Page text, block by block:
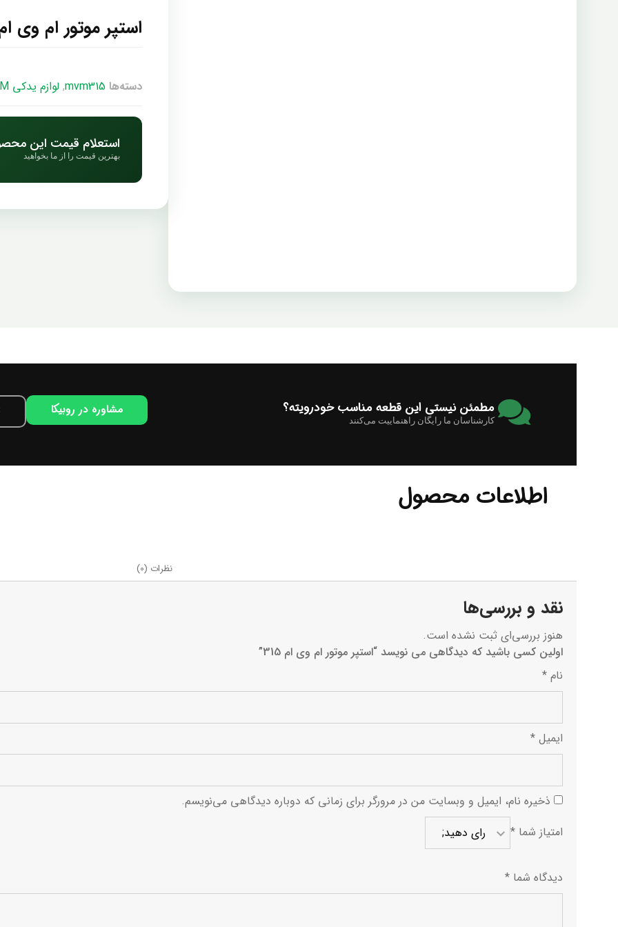
استپر موتور ام وی ام
دسته‌ها mvm315
,لوازم یدکی MVM
استعلام قیمت این
بهترین قیمت را از ما بخواهید
مطمئن نیستی این قطعه مناسب خودرویته؟
کارشناسان ما رایگان راهنماییت می‌کنند
مشاوره در روبیکا
اطلاعات محصول
نظرات (0)
نقد و بررسی‌ها
هنوز بررسی‌ای ثبت نشده است.
اولین کسی باشید که دیدگاهی می نویسد “استپر موتور ام وی ام 315”
نام *
ایمیل *
ذخیره نام، ایمیل و وبسایت من در مرورگر برای زمانی که دوباره دیدگاهی می‌نویسم.
امتیاز شما *
دیدگاه شما *